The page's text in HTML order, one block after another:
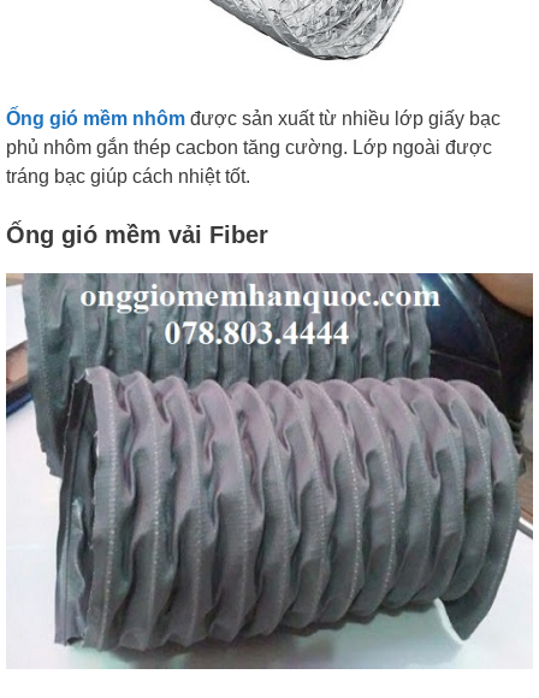
Ống gió mềm nhôm được sản xuất từ nhiều lớp giấy bạc
phủ nhôm gắn thép cacbon tăng cường. Lớp ngoài được
tráng bạc giúp cách nhiệt tốt.
Ống gió mềm vải Fiber